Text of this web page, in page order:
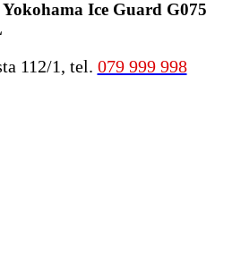
Ice Guard G075
112/1, tel. 079 999 998